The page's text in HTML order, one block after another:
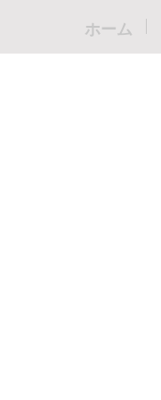
ホーム